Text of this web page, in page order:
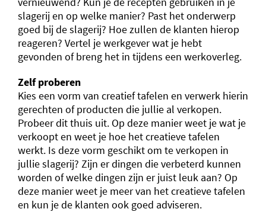
slagerij en op welke manier? Past het onderwerp
goed bij de slagerij? Hoe zullen de klanten hierop
reageren? Vertel je werkgever wat je hebt
gevonden of breng het in tijdens een werkoverleg.
Zelf proberen
Kies een vorm van creatief tafelen en verwerk hierin
gerechten of producten die jullie al verkopen.
Probeer dit thuis uit. Op deze manier weet je wat je
verkoopt en weet je hoe het creatieve tafelen
werkt. Is deze vorm geschikt om te verkopen in
jullie slagerij? Zijn er dingen die verbeterd kunnen
worden of welke dingen zijn er juist leuk aan? Op
deze manier weet je meer van het creatieve tafelen
en kun je de klanten ook goed adviseren.